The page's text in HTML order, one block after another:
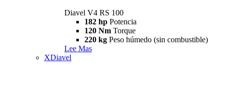
Diavel V4 RS 100
182 hp Potencia
120 Nm Torque
220 kg Peso húmedo (sin combustible)
Lee Mas
XDiavel